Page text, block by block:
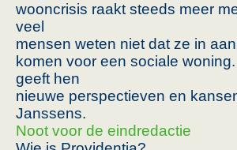
wooncrisis raakt steeds meer
veel
mensen weten niet dat ze in
komen voor een sociale
geeft hen
nieuwe perspectieven en
Janssens.
Noot voor de eindredactie